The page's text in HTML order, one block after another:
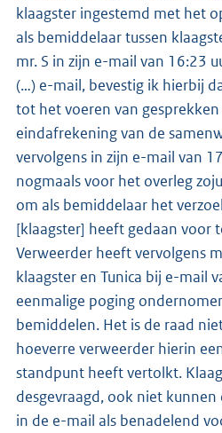
klaagster ingestemd met het
als bemiddelaar tussen
mr. S in zijn e-mail van 16:23
(…) e-mail, bevestig ik hierbij
tot het voeren van
eindafrekening van de
vervolgens in zijn e-mail van
nogmaals voor het overleg
om als bemiddelaar het
[klaagster] heeft gedaan voor
Verweerder heeft vervolgens
klaagster en Tunica bij e-mail
eenmalige poging
bemiddelen. Het is de raad
hoeverre verweerder hierin
standpunt heeft vertolkt.
desgevraagd, ook niet kunnen
in de e-mail als benadelend